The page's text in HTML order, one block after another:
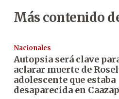
Más contenido
Nacionales
Autopsia será clave
aclarar muerte de
adolescente que estaba
desaparecida en